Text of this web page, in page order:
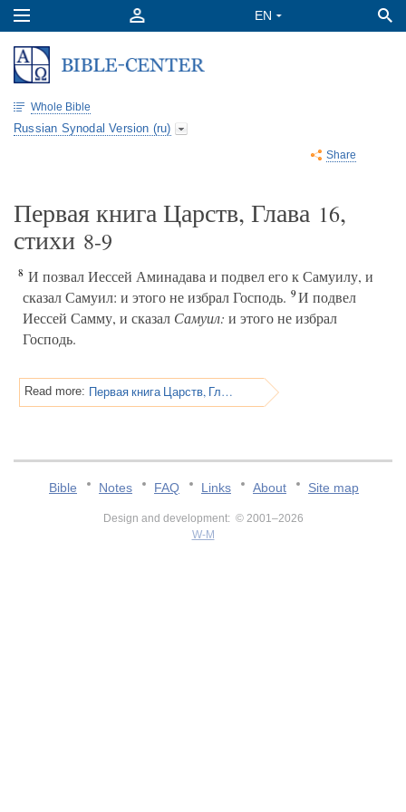
Whole Bible
Russian Synodal Version (ru)
Share
Первая книга Царств, Глава 16,
стихи 8-9
8 И позвал Иессей Аминадава и подвел его к Самуилу, и
сказал Самуил: и этого не избрал Господь. 9И подвел
Иессей Самму, и сказал Самуил: и этого не избрал
Господь.
Read more: Первая книга Царств, Глава 16
Bible Notes FAQ Links About Site map
Design and development: © 2001–2026
W-M